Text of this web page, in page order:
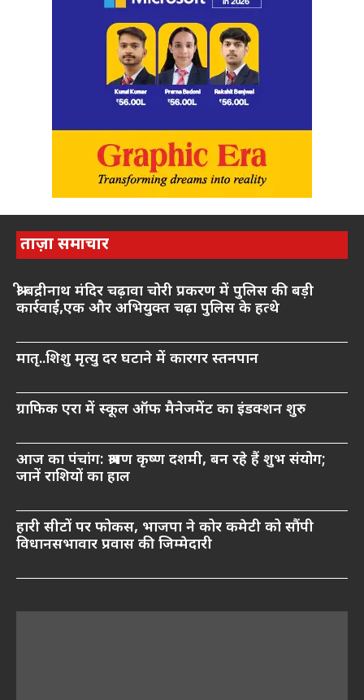
ताज़ा समाचार
श्री बद्रीनाथ मंदिर चढ़ावा चोरी प्रकरण में पुलिस की बड़ी
कार्रवाई,एक और अभियुक्त चढ़ा पुलिस के हत्थे
मातृ..शिशु मृत्यु दर घटाने में कारगर स्तनपान
ग्राफिक एरा में स्कूल ऑफ मैनेजमेंट का इंडक्शन शुरु
आज का पंचांग: श्रावण कृष्ण दशमी, बन रहे हैं शुभ संयोग;
जानें राशियों का हाल
हारी सीटों पर फोकस, भाजपा ने कोर कमेटी को सौंपी
विधानसभावार प्रवास की जिम्मेदारी